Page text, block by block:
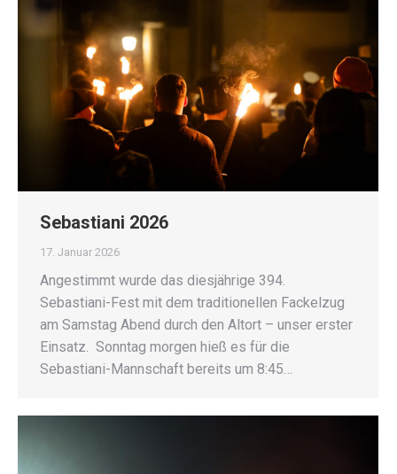
Sebastiani 2026
17. Januar 2026
Angestimmt wurde das diesjährige 394.
Sebastiani-Fest mit dem traditionellen Fackelzug
am Samstag Abend durch den Altort – unser erster
Einsatz. Sonntag morgen hieß es für die
Sebastiani-Mannschaft bereits um 8:45…